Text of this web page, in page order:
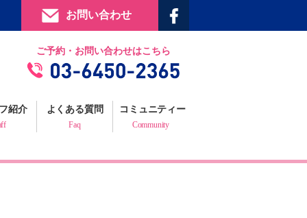
お問い合わせ
ご予約・お問い合わせはこちら
紹介 よくある質問
Faq
コミュニティー
Community
提携施設
フィジックスマイルギャラリー
プロフェッショナルからの推薦状